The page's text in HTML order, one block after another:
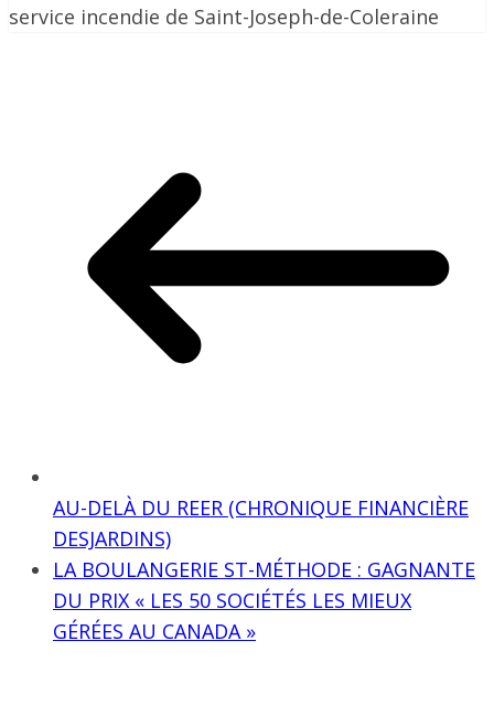
service incendie de Saint-Joseph-de-Coleraine
AU-DELÀ DU REER (CHRONIQUE FINANCIÈRE
DESJARDINS)
LA BOULANGERIE ST-MÉTHODE : GAGNANTE
DU PRIX « LES 50 SOCIÉTÉS LES MIEUX
GÉRÉES AU CANADA »